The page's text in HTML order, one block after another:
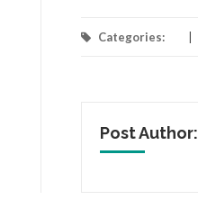
Categories:
Post Author: